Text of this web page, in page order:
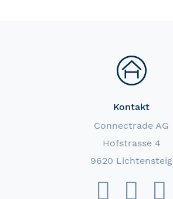
Kontakt
Connectrade AG
Hofstrasse 4
9620 Lichtensteig